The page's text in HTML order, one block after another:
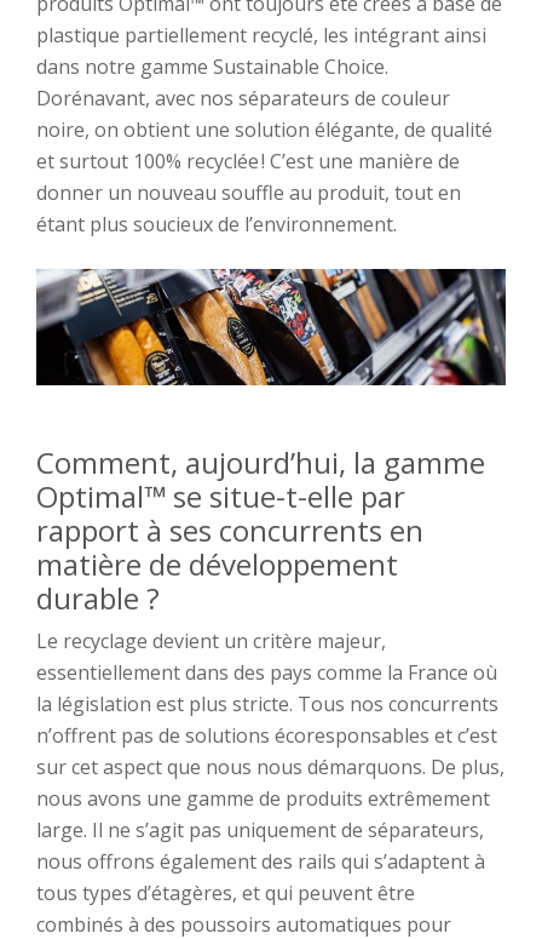
plastique partiellement recyclé, les intégrantainsi
dans notre gamme Sustainable Choice.
Dorénavant, avec nos séparateurs de couleur
noire, on obtient une solution élégante, de qualité
etsurtout 100% recyclée! C’est une manière de
donner un nouveau souffle au produit, tout en
étant plus soucieux de l’environnement.
Comment, aujourd’hui, la gamme
Optimal™ se situe-t-elle par
rapport à ses concurrents en
matière de développement
durable ?
Le recyclage devient un critère majeur,
essentiellementdans des pays comme la France où
la législation est plus stricte. Tous nos concurrents
n’offrent pas de solutions écoresponsables etc’est
sur cet aspectque nous nous démarquons. De plus,
nous avons une gamme de produits extrêmement
large. Il ne s’agit pas uniquement de séparateurs,
nous offrons égalementdes rails qui s’adaptentà
tous types d’étagères, etqui peuvent être
combinés à des poussoirs automatiques pour